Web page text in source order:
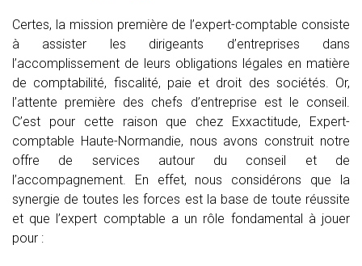
Certes, la mission première de l’expert-comptable consiste
à assister les dirigeants d’entreprises dans
l’accomplissement de leurs obligations légales en matière
de comptabilité, fiscalité, paie et droit des sociétés. Or,
l’attente première des chefs d’entreprise est le conseil.
C’est pour cette raison que chez Exxactitude, Expert-
comptable Haute-Normandie, nous avons construit notre
offre de services autour du conseil et de
l’accompagnement. En effet, nous considérons que la
synergie de toutes les forces est la base de toute réussite
et que l’expert comptable a un rôle fondamental à jouer
pour :